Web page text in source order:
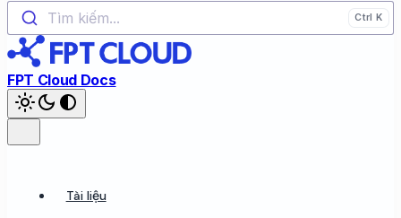
Tìm kiếm...
FPT Cloud Docs
Tài liệu